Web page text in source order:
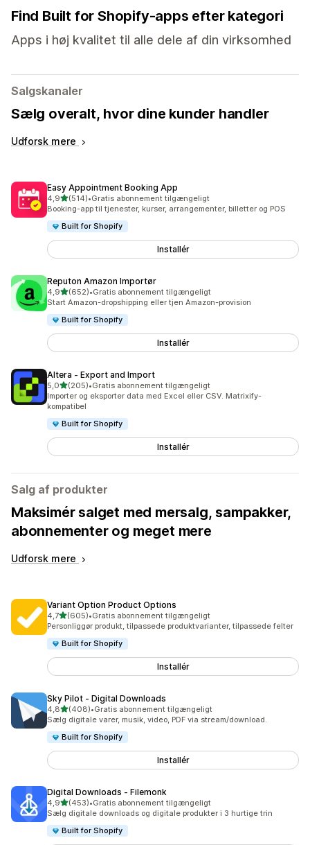
Find Built for Shopify-apps efter kategori
Apps i høj kvalitet til alle dele af din virksomhed
Salgskanaler
Sælg overalt, hvor dine kunder handler
Udforsk mere
Easy Appointment Booking App
4,9ud af 5 stjerner
(514)
514 anmeldelser i alt
•Gratis abonnement tilgængeligt
Booking-app til tjenester, kurser, arrangementer, billetter og POS
Built for Shopify
Installér
Reputon Amazon Importør
4,9ud af 5 stjerner
(652)
652 anmeldelser i alt
•Gratis abonnement tilgængeligt
Start Amazon-dropshipping eller tjen Amazon-provision
Built for Shopify
Installér
Altera ‑ Export and Import
5,0ud af 5 stjerner
(205)
205 anmeldelser i alt
•Gratis abonnement tilgængeligt
Importer og eksporter data med Excel eller CSV. Matrixify-
kompatibel
Built for Shopify
Installér
Salg af produkter
Maksimér salget med mersalg, sampakker,
abonnementer og meget mere
Udforsk mere
Variant Option Product Options
4,7ud af 5 stjerner
(605)
605 anmeldelser i alt
•Gratis abonnement tilgængeligt
Personliggør produkt, tilpassede produktvarianter, tilpassede felter
Built for Shopify
Installér
Sky Pilot ‑ Digital Downloads
4,8ud af 5 stjerner
(408)
408 anmeldelser i alt
•Gratis abonnement tilgængeligt
Sælg digitale varer, musik, video, PDF via stream/download.
Built for Shopify
Installér
Digital Downloads ‑ Filemonk
4,9ud af 5 stjerner
(453)
453 anmeldelser i alt
•Gratis abonnement tilgængeligt
Sælg digitale downloads og digitale produkter i 3 hurtige trin
Built for Shopify